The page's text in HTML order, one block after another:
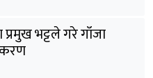
भट्टले गरे गाँजा